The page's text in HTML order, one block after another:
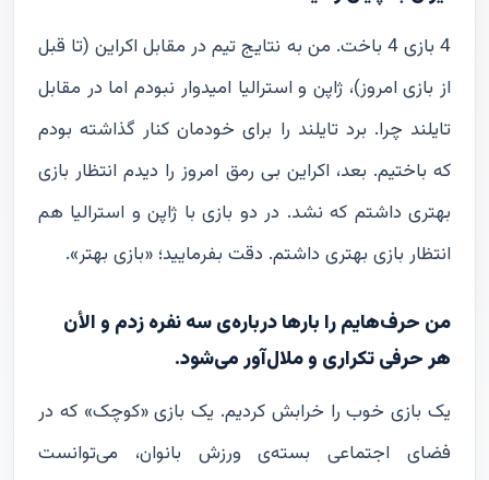
4 بازی 4 باخت. من به نتایج تیم در مقابل اکراین (تا قبل
از بازی امروز)، ژاپن و استرالیا امیدوار نبودم اما در مقابل
تایلند چرا. برد تایلند را برای خودمان کنار گذاشته بودم
که باختیم. بعد، اکراین بی رمق امروز را دیدم انتظار بازی
بهتری داشتم که نشد. در دو بازی با ژاپن و استرالیا هم
انتظار بازی بهتری داشتم. دقت بفرمایید؛ «بازی بهتر».
من حرف‌هایم را بارها درباره‌ی سه نفره زدم و الأن
هر حرفی تکراری و ملال‌آور می‌شود.
یک بازی خوب را خرابش کردیم. یک بازی «کوچک» که در
فضای اجتماعی بسته‌ی ورزش بانوان، می‌توانست